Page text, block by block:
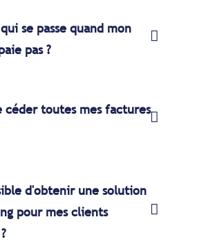
se passe quand mon
pas ?
céder toutes mes factures
d'obtenir une solution
pour mes clients